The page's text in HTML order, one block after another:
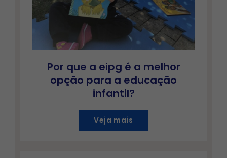
Por que a eipg é a melhor
opção para a educação
infantil?
Veja mais